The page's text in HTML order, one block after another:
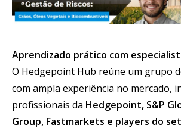
Aprendizado prático com
O Hedgepoint Hub reúne um grupo
com ampla experiência no mercado,
profissionais da Hedgepoint, S&P
Group, Fastmarkets e players do